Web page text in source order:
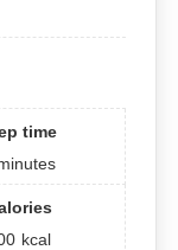
time
kcal